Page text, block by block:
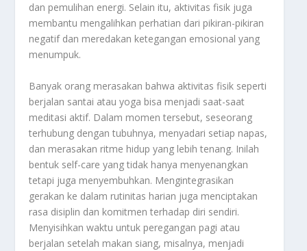
dan pemulihan energi. Selain itu, aktivitas fisik juga
membantu mengalihkan perhatian dari pikiran-pikiran
negatif dan meredakan ketegangan emosional yang
menumpuk.
Banyak orang merasakan bahwa aktivitas fisik seperti
berjalan santai atau yoga bisa menjadi saat-saat
meditasi aktif. Dalam momen tersebut, seseorang
terhubung dengan tubuhnya, menyadari setiap napas,
dan merasakan ritme hidup yang lebih tenang. Inilah
bentuk self-care yang tidak hanya menyenangkan
tetapi juga menyembuhkan. Mengintegrasikan
gerakan ke dalam rutinitas harian juga menciptakan
rasa disiplin dan komitmen terhadap diri sendiri.
Menyisihkan waktu untuk peregangan pagi atau
berjalan setelah makan siang, misalnya, menjadi